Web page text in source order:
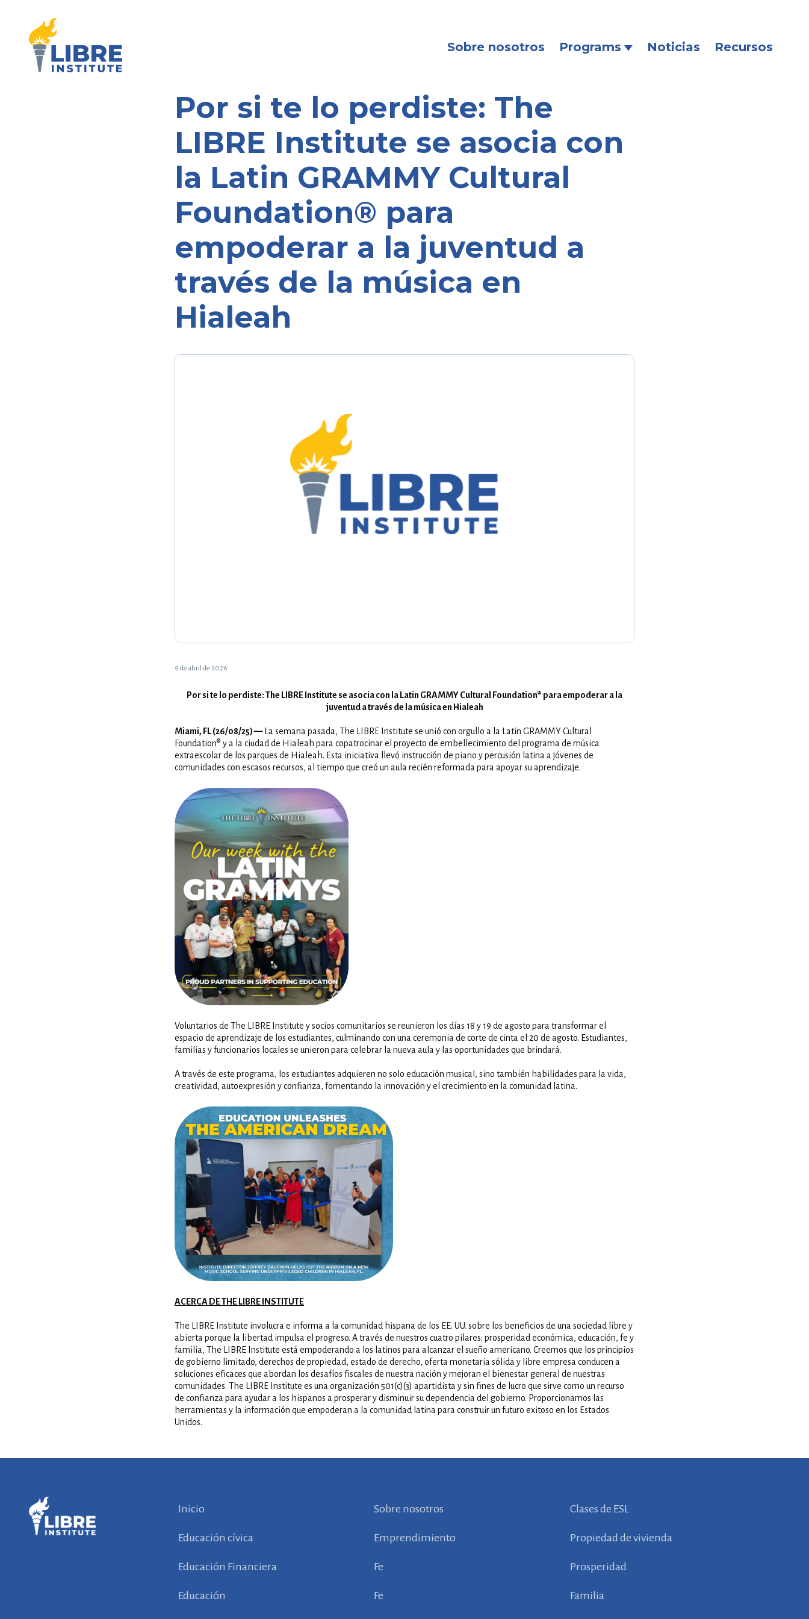
Sobre nosotros Programs Noticias Recursos
Por si te lo perdiste: The
LIBRE Institute se asocia con
la Latin GRAMMY Cultural
Foundation® para
empoderar a la juventud a
través de la música en
Hialeah
9 de abril de 2026
Por si te lo perdiste: The LIBRE Institute se asocia con la Latin GRAMMY Cultural Foundation® para empoderar a la
juventud a través de la música en Hialeah
Miami, FL (26/08/25) —La semana pasada, The LIBRE Institute se unió con orgullo a la Latin GRAMMY Cultural
Foundation® y a la ciudad de Hialeah para copatrocinar el proyecto de embellecimiento del programa de música
extraescolar de los parques de Hialeah. Esta iniciativa llevó instrucción de piano y percusión latina a jóvenes de
comunidades con escasos recursos, al tiempo que creó un aula recién reformada para apoyar su aprendizaje.
Voluntarios de The LIBRE Institute y socios comunitarios se reunieron los días 18 y 19 de agosto para transformar el
espacio de aprendizaje de los estudiantes, culminando con una ceremonia de corte de cinta el 20 de agosto. Estudiantes,
familias y funcionarios locales se unieron para celebrar la nueva aula y las oportunidades que brindará.
A través de este programa, los estudiantes adquieren no solo educación musical, sino también habilidades para la vida,
creatividad, autoexpresión y confianza, fomentando la innovación y el crecimiento en la comunidad latina.
ACERCA DE THE LIBRE INSTITUTE
The LIBRE Institute involucra e informa a la comunidad hispana de los EE. UU. sobre los beneficios de una sociedad libre y
abierta porque la libertad impulsa el progreso. A través de nuestros cuatro pilares: prosperidad económica, educación, fe y
familia, The LIBRE Institute está empoderando a los latinos para alcanzar el sueño americano. Creemos que los principios
de gobierno limitado, derechos de propiedad, estado de derecho, oferta monetaria sólida y libre empresa conducen a
soluciones eficaces que abordan los desafíos fiscales de nuestra nación y mejoran el bienestar general de nuestras
comunidades. The LIBRE Institute es una organización 501(c)(3) apartidista y sin fines de lucro que sirve como un recurso
de confianza para ayudar a los hispanos a prosperar y disminuir su dependencia del gobierno. Proporcionamos las
herramientas y la información que empoderan a la comunidad latina para construir un futuro exitoso en los Estados
Unidos.
Inicio Sobre nosotros Clases de ESL
Educación cívica Emprendimiento Propiedad de vivienda
Educación Financiera Fe Prosperidad
Educación Fe Familia